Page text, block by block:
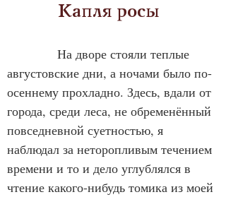
Капля росы
На дворе стояли теплые
августовские дни, а ночами было по-
осеннему прохладно. Здесь, вдали от
города, среди леса, не обременённый
повседневной суетностью, я
наблюдал за неторопливым течением
времени и то и дело углублялся в
чтение какого-нибудь томика из моей